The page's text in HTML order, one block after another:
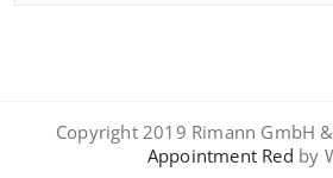
Copyright 2019 Rimann GmbH
Appointment Red by